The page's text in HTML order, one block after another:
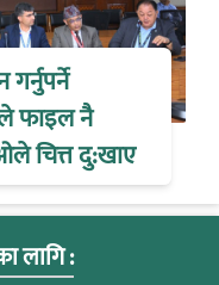
फाइल नै
चित्त दु:खाए
लागि :